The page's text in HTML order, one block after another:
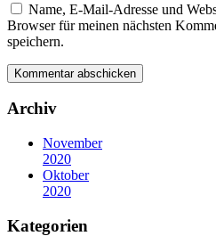
Name, E-Mail-Adresse und
Browser für meinen nächsten
speichern.
Archiv
November
2020
Oktober
2020
Kategorien